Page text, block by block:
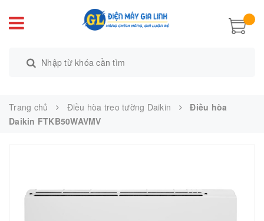
Trang chủ Điều hòa treo tường Daikin
Điều hòa
Daikin FTKB50WAVMV